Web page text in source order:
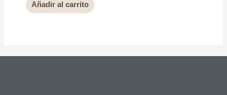
Añadir al carrito